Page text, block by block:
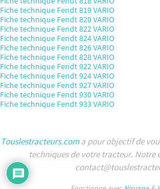
Fiche technique Fendt 819 VARIO
Fiche technique Fendt 820 VARIO
Fiche technique Fendt 822 VARIO
Fiche technique Fendt 824 VARIO
Fiche technique Fendt 826 VARIO
Fiche technique Fendt 828 VARIO
Fiche technique Fendt 922 VARIO
Fiche technique Fendt 924 VARIO
Fiche technique Fendt 927 VARIO
Fiche technique Fendt 930 VARIO
Fiche technique Fendt 933 VARIO
Touslestracteurs.coma pour objectif de
techniques de votre tracteur. Notre